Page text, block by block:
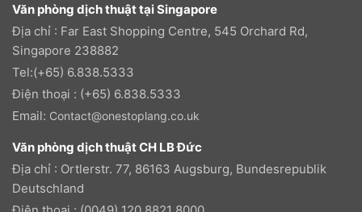
Văn phòng dịch thuật tại Singapore
Địa chỉ : Far East Shopping Centre, 545 Orchard Rd,
Singapore 238882
Tel:(+65) 6.838.5333
Điện thoại : (+65) 6.838.5333
Email: Contact@onestoplang.co.uk
Văn phòng dịch thuật CH LB Đức
Địa chỉ : Ortlerstr. 77, 86163 Augsburg, Bundesrepublik
Deutschland